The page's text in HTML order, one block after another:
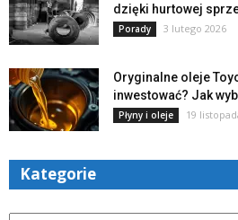
dzięki hurtowej
Porady 3 lutego 2026
Oryginalne oleje
inwestować? Jak
Płyny i oleje 19
Kategorie
Kategorie